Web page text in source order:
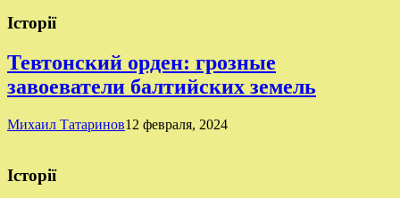
Історії
Тевтонский орден: грозные
завоеватели балтийских земель
Михаил Татаринов12 февраля, 2024
Історії